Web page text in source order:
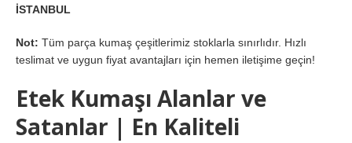
İSTANBUL
Not: Tüm parça kumaş çeşitlerimiz stoklarla sınırlıdır. Hızlı
teslimat ve uygun fiyat avantajları için hemen iletişime geçin!
Etek Kumaşı Alanlar ve
Satanlar | En Kaliteli